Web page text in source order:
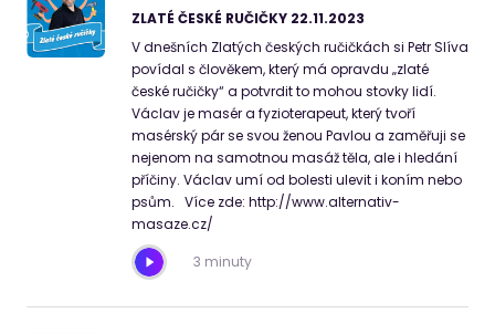
ZLATÉ ČESKÉ RUČIČKY 22.11.2023
V dnešních Zlatých českých ručičkách si Petr Slíva
povídal s člověkem, který má opravdu „zlaté
české ručičky“ a potvrdit to mohou stovky lidí.
Václav je masér a fyzioterapeut, který tvoří
masérský pár se svou ženou Pavlou a zaměřuji se
nejenom na samotnou masáž těla, ale i hledání
příčiny. Václav umí od bolesti ulevit i koním nebo
psům. Více zde: http://www.alternativ-
masaze.cz/
3 minuty